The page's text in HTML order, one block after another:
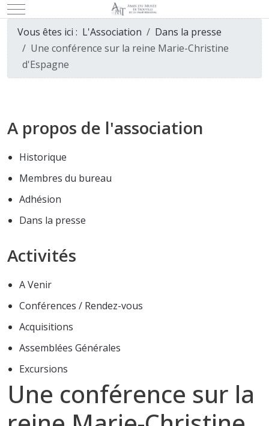
Mobile Menu Toggle
Vous êtes ici : L'Association
Dans la presse
Une conférence sur la reine Marie-Christine
d'Espagne
A propos de l'association
Historique
Membres du bureau
Adhésion
Dans la presse
Activités
A Venir
Conférences / Rendez-vous
Acquisitions
Assemblées Générales
Excursions
Une conférence sur la